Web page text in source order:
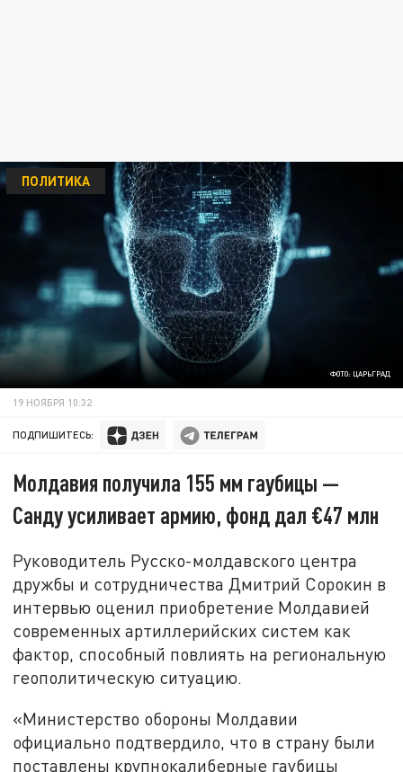
ФОТО: ЦАРЬГРАД
ПОЛИТИКА
19 НОЯБРЯ 10:32
ПОДПИШИТЕСЬ:
Молдавия получила 155 мм гаубицы —
Санду усиливает армию, фонд дал €47 млн
Руководитель Русско-молдавского центра
дружбы и сотрудничества Дмитрий Сорокин в
интервью оценил приобретение Молдавией
современных артиллерийских систем как
фактор, способный повлиять на региональную
геополитическую ситуацию.
«Министерство обороны Молдавии
официально подтвердило, что в страну были
поставлены крупнокалиберные гаубицы